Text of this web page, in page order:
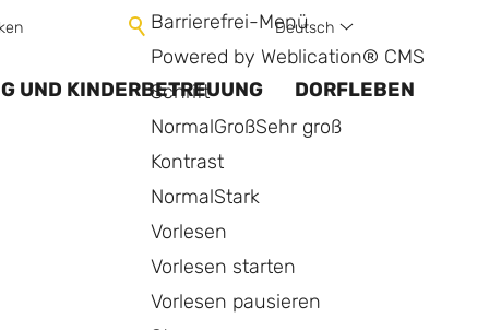
Barrierefrei-Menü
Powered by Weblication® CMS
Schrift
NormalGroßSehr groß
Kontrast
NormalStark
Vorlesen
Vorlesen starten
Vorlesen pausieren
Deutsch
UND KINDERBETREUUNG DORFLEBEN